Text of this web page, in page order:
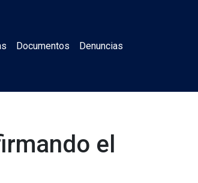
Documentos Denuncias
el